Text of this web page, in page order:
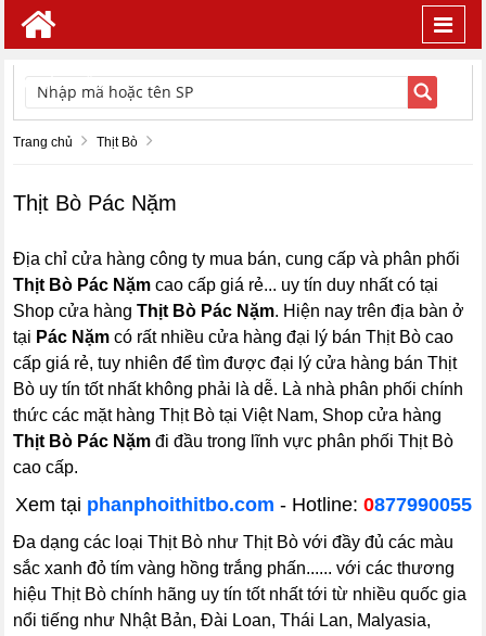
TÌM KIẾM
Trang chủ Thịt Bò
Thịt Bò Pác Nặm
Địa chỉ cửa hàng công ty mua bán, cung cấp và phân phối
Thịt Bò Pác Nặm cao cấp giá rẻ... uy tín duy nhất có tại
Shop cửa hàngThịt Bò Pác Nặm. Hiện nay trên địa bàn ở
tại Pác Nặm có rất nhiều cửa hàng đại lý bán Thịt Bò cao
cấp giá rẻ, tuy nhiên để tìm được đại lý cửa hàng bán Thịt
Bò uy tín tốt nhất không phải là dễ. Là nhà phân phối chính
thức các mặt hàng Thịt Bò tại Việt Nam, Shop cửa hàng
Thịt Bò Pác Nặm đi đầu trong lĩnh vực phân phối Thịt Bò
cao cấp.
Xem tại phanphoithitbo.com - Hotline: 0877990055
Đa dạng các loại Thịt Bò như Thịt Bò với đầy đủ các màu
sắc xanh đỏ tím vàng hồng trắng phấn...... với các thương
hiệu Thịt Bò chính hãng uy tín tốt nhất tới từ nhiều quốc gia
nổi tiếng như Nhật Bản, Đài Loan, Thái Lan, Malyasia,